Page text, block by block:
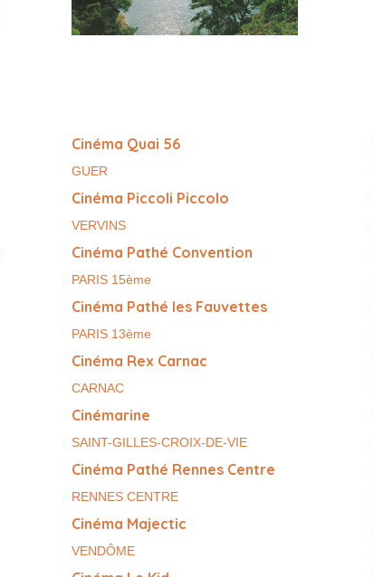
Cinéma Quai 56
GUER
Cinéma Piccoli Piccolo
VERVINS
Cinéma Pathé Convention
PARIS 15ème
Cinéma Pathé les Fauvettes
PARIS 13ème
Cinéma Rex Carnac
CARNAC
Cinémarine
SAINT-GILLES-CROIX-DE-VIE
Cinéma Pathé Rennes Centre
RENNES CENTRE
Cinéma Majectic
VENDÔME